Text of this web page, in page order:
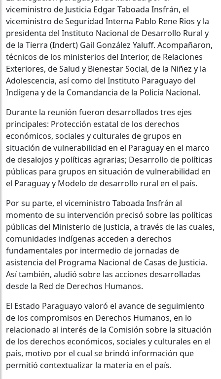
viceministro de Justicia Edgar Taboada Insfrán, el
viceministro de Seguridad Interna Pablo Rene Rios y la
presidenta del Instituto Nacional de Desarrollo Rural y
de la Tierra (Indert) Gail González Yaluff. Acompañaron,
técnicos de los ministerios del Interior, de Relaciones
Exteriores, de Salud y Bienestar Social, de la Niñez y la
Adolescencia, así como del Instituto Paraguayo del
Indígena y de la Comandancia de la Policía Nacional.
Durante la reunión fueron desarrollados tres ejes
principales: Protección estatal de los derechos
económicos, sociales y culturales de grupos en
situación de vulnerabilidad en el Paraguay en el marco
de desalojos y políticas agrarias; Desarrollo de políticas
públicas para grupos en situación de vulnerabilidad en
el Paraguay y Modelo de desarrollo rural en el país.
Por su parte, el viceministro Taboada Insfrán al
momento de su intervención precisó sobre las políticas
públicas del Ministerio de Justicia, a través de las cuales,
comunidades indígenas acceden a derechos
fundamentales por intermedio de jornadas de
asistencia del Programa Nacional de Casas de Justicia.
Así también, aludió sobre las acciones desarrolladas
desde la Red de Derechos Humanos.
El Estado Paraguayo valoró el avance de seguimiento
de los compromisos en Derechos Humanos, en lo
relacionado al interés de la Comisión sobre la situación
de los derechos económicos, sociales y culturales en el
país, motivo por el cual se brindó información que
permitió contextualizar la materia en el país.